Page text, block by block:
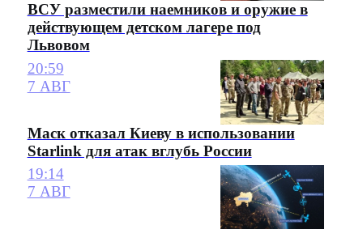
ВСУ разместили наемников и оружие в
действующем детском лагере под
Львовом
20:59
7 АВГ
Маск отказал Киеву в использовании
Starlink для атак вглубь России
19:14
7 АВГ